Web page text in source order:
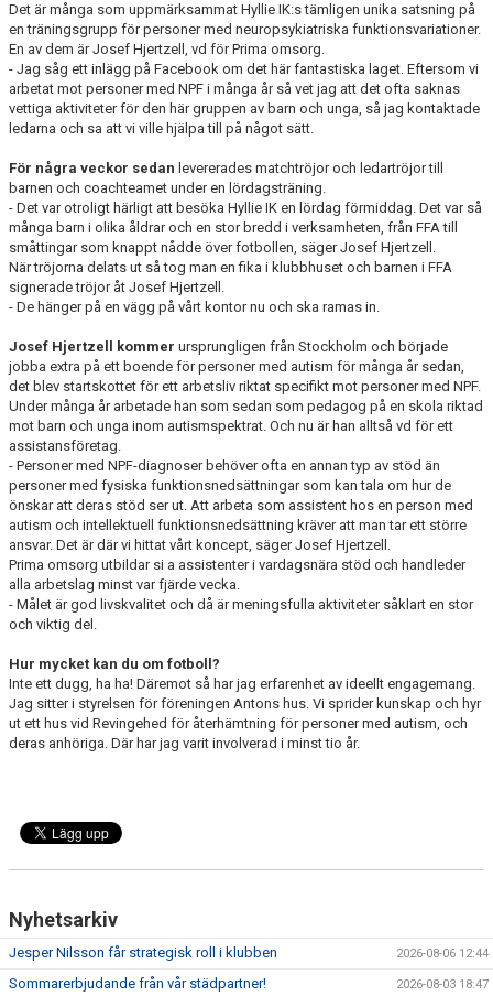
Det är många som uppmärksammat Hyllie IK:s tämligen unika satsning på
en träningsgrupp för personer med neuropsykiatriska funktionsvariationer.
En av dem är Josef Hjertzell, vd för Prima omsorg.
- Jag såg ett inlägg på Facebook om det här fantastiska laget. Eftersom vi
arbetat mot personer med NPF i många år så vet jag att det ofta saknas
vettiga aktiviteter för den här gruppen av barn och unga, så jag kontaktade
ledarna och sa att vi ville hjälpa till på något sätt.
För några veckor sedan levererades matchtröjor och ledartröjor till
barnen och coachteamet under en lördagsträning.
- Det var otroligt härligt att besöka Hyllie IK en lördag förmiddag. Det var så
många barn i olika åldrar och en stor bredd i verksamheten, från FFA till
småttingar som knappt nådde över fotbollen, säger Josef Hjertzell.
När tröjorna delats ut så tog man en fika i klubbhuset och barnen i FFA
signerade tröjor åt Josef Hjertzell.
- De hänger på en vägg på vårt kontor nu och ska ramas in.
Josef Hjertzell kommer ursprungligen från Stockholm och började
jobba extra på ett boende för personer med autism för många år sedan,
det blev startskottet för ett arbetsliv riktat specifikt mot personer med NPF.
Under många år arbetade han som sedan som pedagog på en skola riktad
mot barn och unga inom autismspektrat. Och nu är han alltså vd för ett
assistansföretag.
- Personer med NPF-diagnoser behöver ofta en annan typ av stöd än
personer med fysiska funktionsnedsättningar som kan tala om hur de
önskar att deras stöd ser ut. Att arbeta som assistent hos en person med
autism och intellektuell funktionsnedsättning kräver att man tar ett större
ansvar. Det är där vi hittat vårt koncept, säger Josef Hjertzell.
Prima omsorg utbildar si a assistenter i vardagsnära stöd och handleder
alla arbetslag minst var fjärde vecka.
- Målet är god livskvalitet och då är meningsfulla aktiviteter såklart en stor
och viktig del.
Hur mycket kan du om fotboll?
Inte ett dugg, ha ha! Däremot så har jag erfarenhet av ideellt engagemang.
Jag sitter i styrelsen för föreningen Antons hus. Vi sprider kunskap och hyr
ut ett hus vid Revingehed för återhämtning för personer med autism, och
deras anhöriga. Där har jag varit involverad i minst tio år.
Nyhetsarkiv
Jesper Nilsson får strategisk roll i klubben 2026-08-06 12:44
Sommarerbjudande från vår städpartner! 2026-08-03 18:47